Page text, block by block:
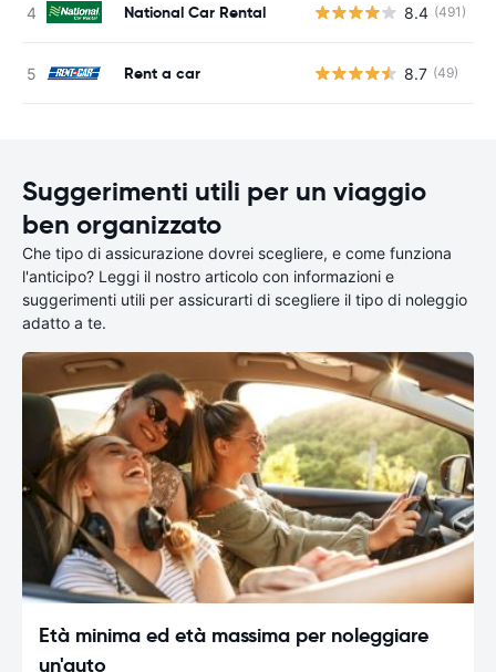
National Car Rental 8.4 (491)
Rent a car 8.7 (49)
Suggerimenti utili per un viaggio
ben organizzato
Che tipo di assicurazione dovrei scegliere, e come funziona
l'anticipo? Leggi il nostro articolo con informazioni e
suggerimenti utili per assicurarti di scegliere il tipo di noleggio
adatto a te.
Età minima ed età massima per noleggiare
un'auto